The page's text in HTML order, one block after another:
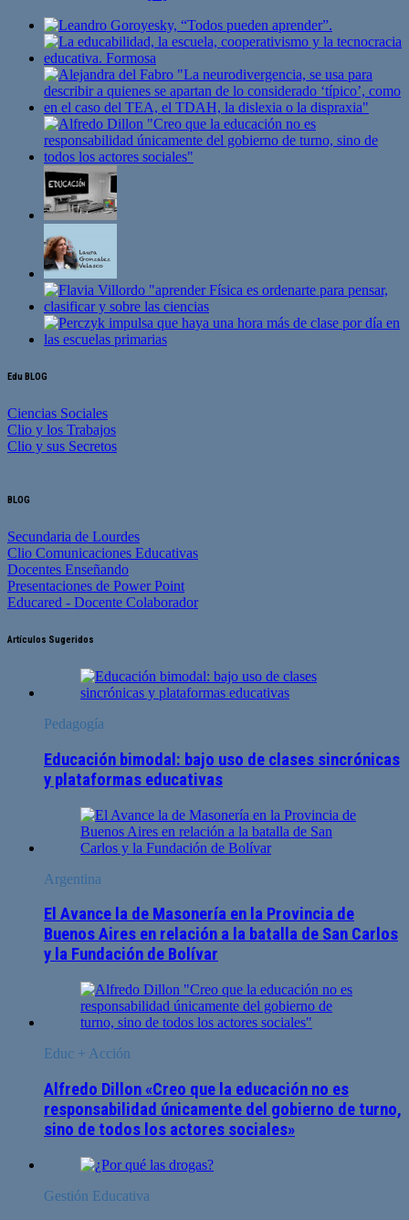
Edu BLOG
Ciencias Sociales
Clio y los Trabajos
Clio y sus Secretos
BLOG
Secundaria de Lourdes
Clio Comunicaciones Educativas
Docentes Enseñando
Presentaciones de Power Point
Educared - Docente Colaborador
Artículos Sugeridos
Pedagogía
Educación bimodal: bajo uso de clases sincrónicas
y plataformas educativas
Argentina
El Avance la de Masonería en la Provincia de
Buenos Aires en relación a la batalla de San Carlos
y la Fundación de Bolívar
Educ + Acción
Alfredo Dillon «Creo que la educación no es
responsabilidad únicamente del gobierno de turno,
sino de todos los actores sociales»
Gestión Educativa